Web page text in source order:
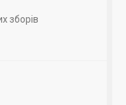
зборів